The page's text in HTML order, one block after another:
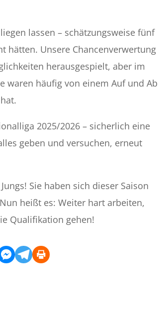
lassen – schätzungsweise fünf
hätten. Unsere Chancenverwertung
herausgespielt, aber im
waren häufig von einem Auf und Ab
2025/2026 – sicherlich eine
geben und versuchen, erneut
Sie haben sich dieser Saison
heißt es: Weiter hart arbeiten,
Qualifikation gehen!